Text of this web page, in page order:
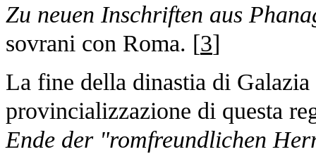
Zu neuen Inschriften aus
sovrani con Roma. [3]
La fine della dinastia di
provincializzazione di questa
Ende der "romfreundlichen